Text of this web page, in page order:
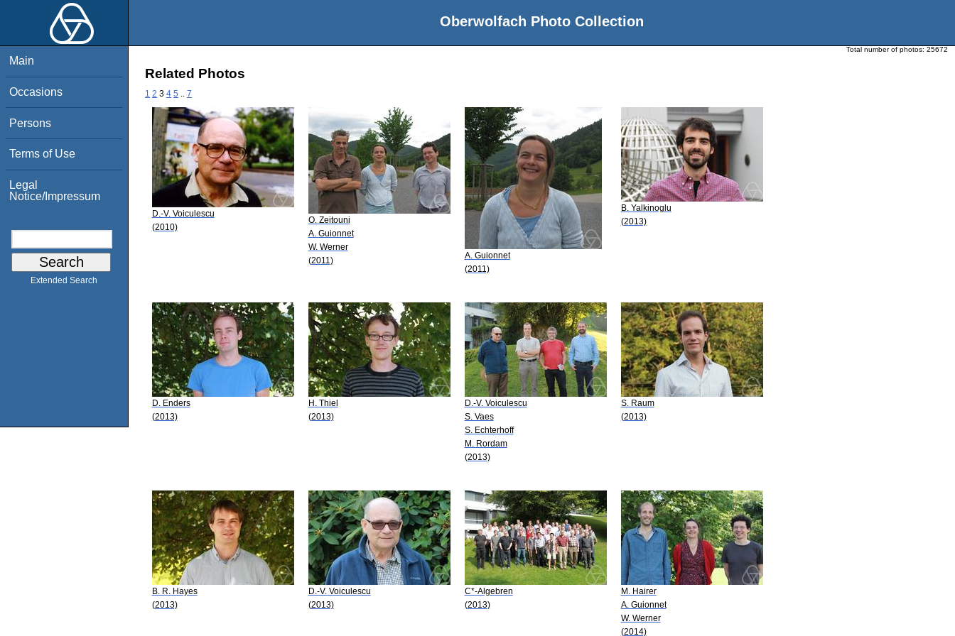
Oberwolfach Photo Collection
Main
Occasions
Persons
Terms of Use
Legal
Notice/Impressum
Extended Search
Total number of photos: 25672
Related Photos
1 2 3 4 5 7
D.-V. Voiculescu
(2010)
O. Zeitouni
A. Guionnet
W. Werner
(2011)
A. Guionnet
(2011)
B. Yalkinoglu
(2013)
D. Enders
(2013)
H. Thiel
(2013)
D.-V. Voiculescu
S. Vaes
S. Echterhoff
M. Rordam
(2013)
S. Raum
(2013)
B. R. Hayes
(2013)
D.-V. Voiculescu
(2013)
C*-Algebren
(2013)
M. Hairer
A. Guionnet
W. Werner
(2014)